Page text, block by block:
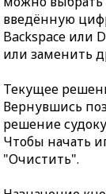
введённую
Backspace или
или заменить
Текущее
Вернувшись
решение
Чтобы начать
"Очистить".